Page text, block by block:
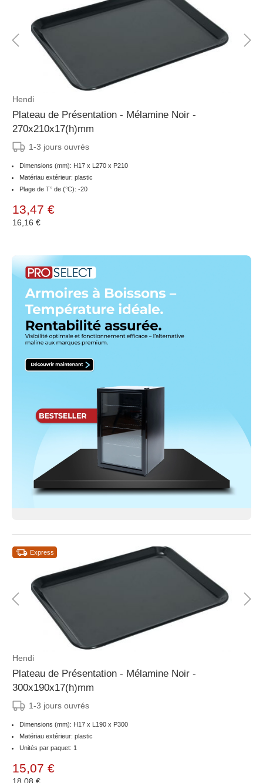
Hendi
Plateau de Présentation - Mélamine Noir -
270x210x17(h)mm
1-3 jours ouvrés
Dimensions (mm): H17 x L270 x P210
Matériau extérieur: plastic
Plage de T° de (°C): -20
13,47 €
16,16 €
Express
Hendi
Plateau de Présentation - Mélamine Noir -
300x190x17(h)mm
1-3 jours ouvrés
Dimensions (mm): H17 x L190 x P300
Matériau extérieur: plastic
Unités par paquet: 1
15,07 €